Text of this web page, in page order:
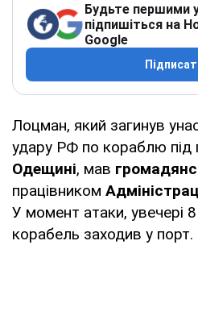
Будьте першими
підпишіться на
Google
Лоцман, який загинув
удару РФ по кораблю під
Одещині, мав
працівником
У момент атаки, увечері
корабель заходив у порт.